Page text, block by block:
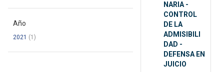
Año
2021 (1)
NARIA -
CONTROL
DE LA
ADMISIBILI
DAD -
DEFENSA EN
JUICIO